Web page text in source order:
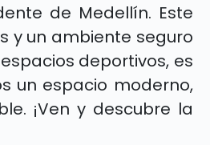
de Medellín. Este
y un ambiente seguro
deportivos, es
un espacio moderno,
¡Ven y descubre la